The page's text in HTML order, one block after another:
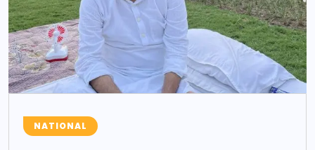
NATIONAL